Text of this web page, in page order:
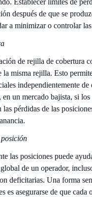
Establecer límites de
después de que se
a minimizar o controlar
de rejilla de cobertura
misma rejilla. Esto
independientemente de
un mercado bajista, si
las pérdidas de las
las posiciones puede
de un operador,
deficitarias. Una forma
es asegurarse de que cada